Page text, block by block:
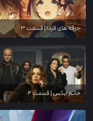
جرقه های فردا | قسمت 3
خانم ایکس | قسمت 4